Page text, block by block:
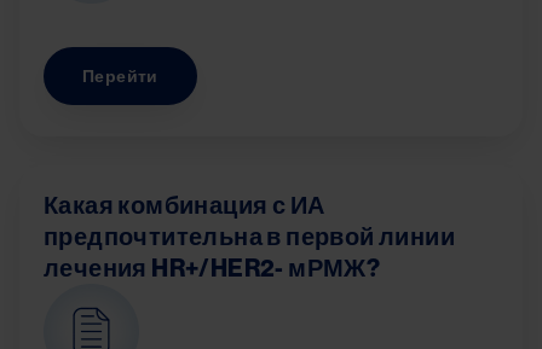
Перейти
Какая комбинация с ИА
предпочтительна в первой линии
лечения HR+/HER2- мРМЖ?